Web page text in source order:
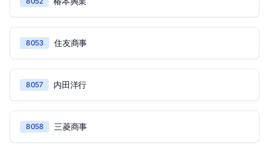
8053 住友商事
8057 内田洋行
8058 三菱商事